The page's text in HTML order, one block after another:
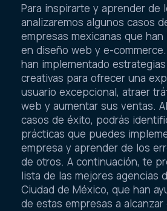
Para inspirarte y aprender de
analizaremos algunos casos
empresas mexicanas que
en diseño web y e-
han implementado
creativas para ofrecer una
usuario excepcional, atraer
web y aumentar sus ventas.
casos de éxito, podrás
prácticas que puedes
empresa y aprender de los
de otros. A continuación, te
lista de las mejores agencias
Ciudad de México, que han
de estas empresas a